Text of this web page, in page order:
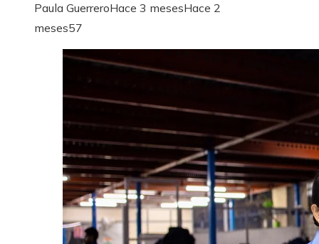
Paula GuerreroHace 3 mesesHace 2
meses57